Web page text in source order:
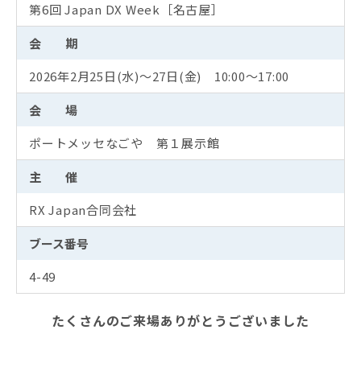
第6回 Japan DX Week［名古屋］
会 期
2026年2月25日(水)～27日(金) 10:00～17:00
会 場
ポートメッセなごや 第１展示館
主 催
RX Japan合同会社
ブース番号
4-49
たくさんのご来場ありがとうございました